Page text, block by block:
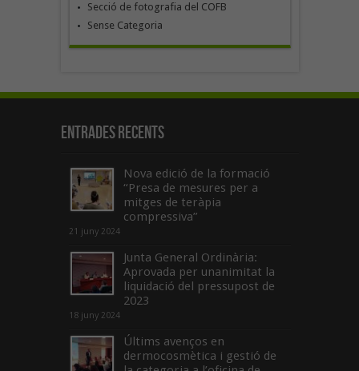
Secció de fotografia del COFB
Sense Categoria
Entrades recents
Nova edició de la formació
“Presa de mesures per a
mitges de teràpia
compressiva”
21 juny 2024
Junta General Ordinària:
Aprovada per unanimitat la
liquidació del pressupost de
2023
18 juny 2024
Últims avenços en
dermocosmètica i gestió de